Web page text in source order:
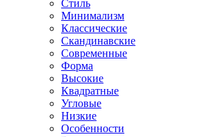
Стиль
Минимализм
Классические
Скандинавские
Современные
Форма
Высокие
Квадратные
Угловые
Низкие
Особенности